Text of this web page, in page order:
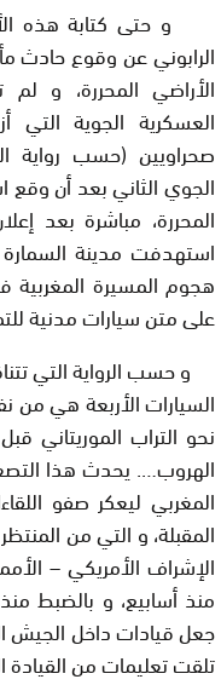
و حتى كتابة هذه
الرابوني عن وقوع حادث
الأراضي المحررة، و
العسكرية الجوية
صحراويين (حسب رواية
الجوي الثاني بعد أن وقع
المحررة، مباشرة بعد
هجوم المسيرة المغربية
على متن سيارات مدنية
و حسب الرواية التي
السيارات الأربعة هي من
نحو التراب الموريتاني
الهروب…. يحدث هذا
المغربي ليعكر صفو
المقبلة، و التي من
الإشراف الأمريكي –
جعل قيادات داخل الجيش
تلقت تعليمات من القيادة